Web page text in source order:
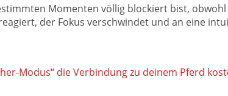
Momenten völlig blockiert bist,
der Fokus verschwindet und an eine